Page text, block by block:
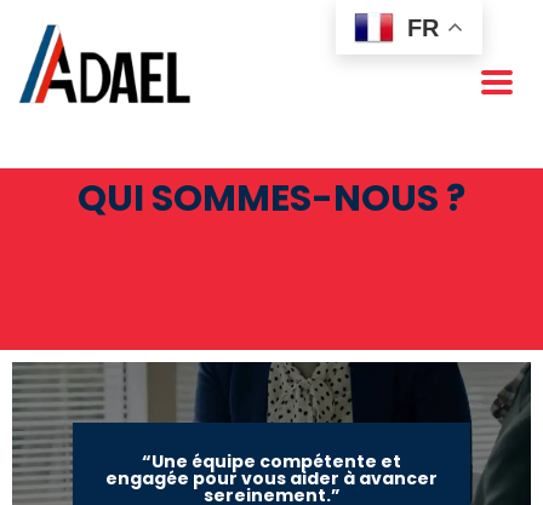
FR
QUI SOMMES-NOUS ?
“Une équipe compétente et
engagée pour vous aider à avancer
sereinement.”